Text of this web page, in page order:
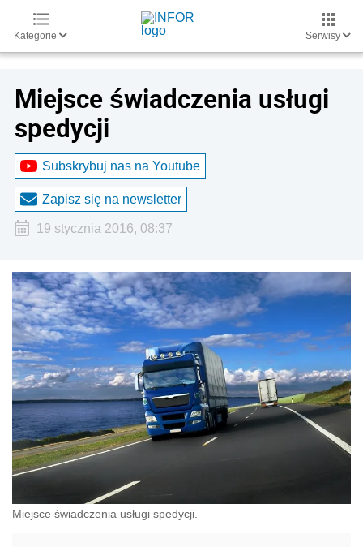
Kategorie Serwisy
Miejsce świadczenia usługi
spedycji
Subskrybuj nas na Youtube
Zapisz się na newsletter
19 stycznia 2016, 08:37
Miejsce świadczenia usługi spedycji.